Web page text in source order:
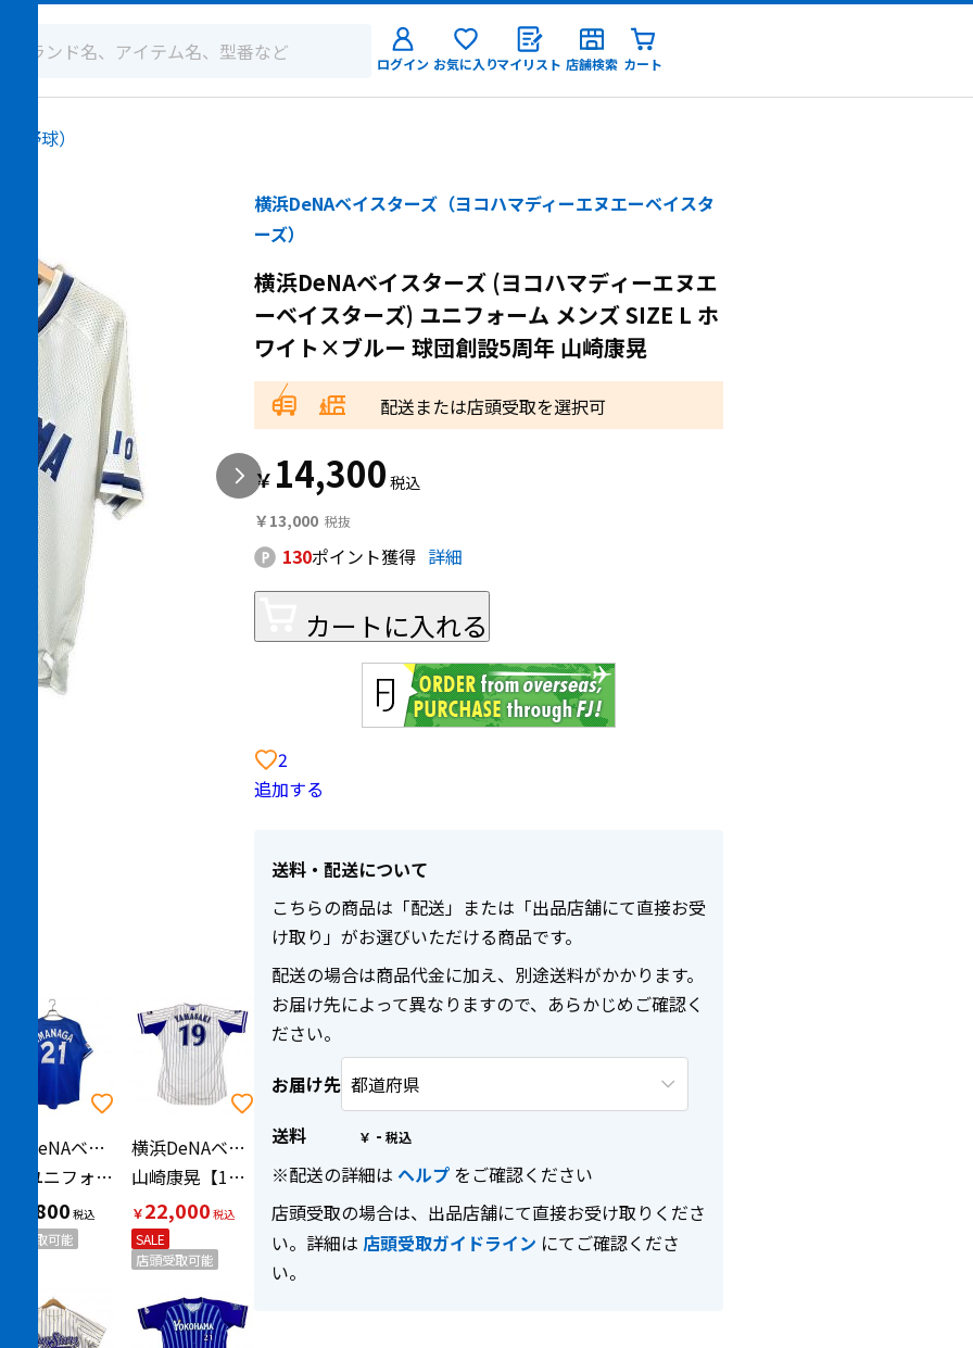
ログイン お気に入りマイリスト 店舗検索 カート
野球）
横浜DeNAベイスターズ（ヨコハマディーエヌエーベイスターズ）
復刻ユニフォーム 応援グッズ ノーヒットノーランワッペン付き SIZE L ブルー
19,800
店頭受取可能
横浜DeNAベイスターズ（ヨコハマディーエヌエーベイスターズ）
山崎康晃【19】 2015年 プロ仕様モデル
￥22,000
SALE
店頭受取可能
横浜DeNAベイスターズ（ヨコハマディーエヌエーベイスタ
ーズ）
横浜DeNAベイスターズ (ヨコハマディーエヌエ
ーベイスターズ) ユニフォーム メンズ SIZE L ホ
ワイト×ブルー 球団創設5周年 山崎康晃
配送または店頭受取を選択可
￥ 14,300
￥13,000
130ポイント獲得 詳細
カートに入れる
2
追加する
送料・配送について
こちらの商品は「配送」または「出品店舗にて直接お受
け取り」がお選びいただける商品です。
配送の場合は商品代金に加え、別途送料がかかります。
お届け先によって異なりますので、あらかじめご確認く
ださい。
お届け先
送料
￥ -
※配送の詳細は ヘルプ をご確認ください
店頭受取の場合は、出品店舗にて直接お受け取りくださ
い。詳細は 店頭受取ガイドライン にてご確認くださ
い。